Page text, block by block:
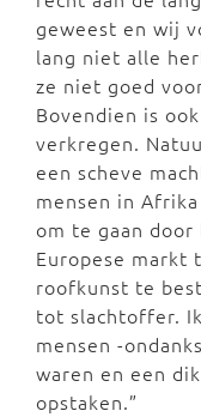
geweest en wij
lang niet alle
ze niet goed
Bovendien is
verkregen.
een scheve
mensen in
om te gaan
Europese markt
roofkunst te
tot slachtoffer.
mensen -
waren en een
opstaken.”